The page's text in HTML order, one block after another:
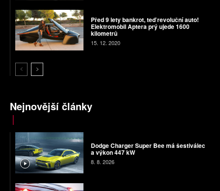
Před 9 lety bankrot, teď revoluční auto!
Elektromobil Aptera prý ujede 1600
kilometrů
15. 12. 2020
Nejnovější články
Dodge Charger Super Bee má šestiválec
a výkon 447 kW
8. 8. 2026